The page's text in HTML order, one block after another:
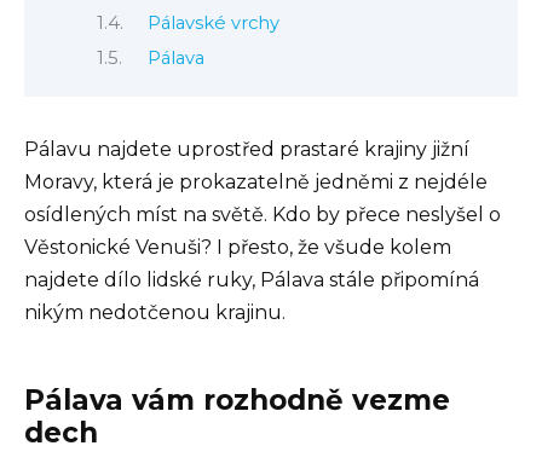
Pálavské vrchy
Pálava
Pálavu najdete uprostřed prastaré krajiny jižní
Moravy, která je prokazatelně jedněmi z nejdéle
osídlených míst na světě. Kdo by přece neslyšel o
Věstonické Venuši? I přesto, že všude kolem
najdete dílo lidské ruky, Pálava stále připomíná
nikým nedotčenou krajinu.
Pálava vám rozhodně vezme
dech